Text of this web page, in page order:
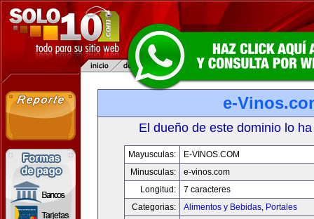
e-
El dueño de este dominio lo
Mayusculas:
E-VINOS.COM
Minusculas:
e-vinos.com
Longitud:
7 caracteres
Categorias:
Alimentos y Bebidas, Portales